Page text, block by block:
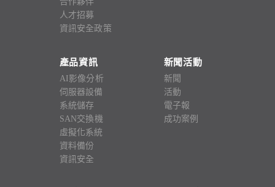
人才招募
資訊安全政策
產品資訊
AI影像分析
伺服器設備
系統儲存
SAN交換機
虛擬化系統
資料備份
資訊安全
新聞活動
新聞
活動
電子報
成功案例